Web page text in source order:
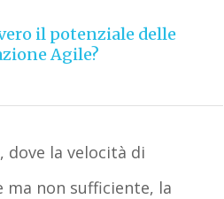
il potenziale delle
Agile?
la velocità di
ma non sufficiente, la